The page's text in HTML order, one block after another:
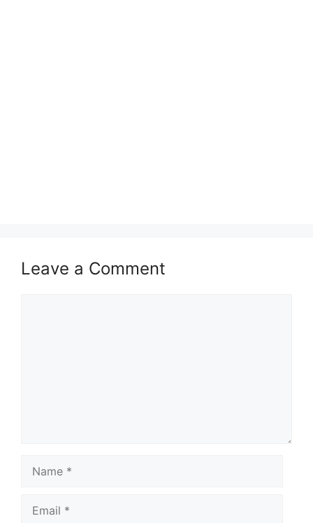
Leave a Comment